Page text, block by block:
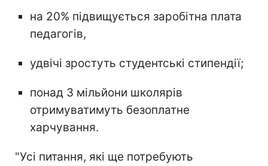
на 20% підвищується заробітна плата
педагогів,
удвічі зростуть студентські стипендії;
понад 3 мільйони школярів
отримуватимуть безоплатне
харчування.
"Усі питання, які ще потребують